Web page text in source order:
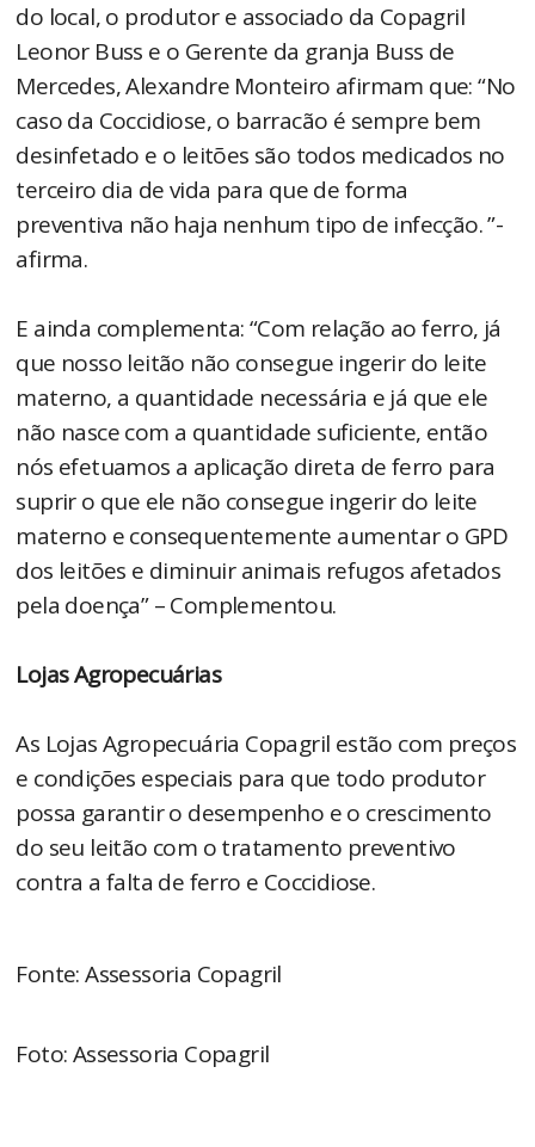
do local, o produtor e associado da Copagril
Leonor Buss e o Gerente da granja Buss de
Mercedes, Alexandre Monteiro afirmam que: “No
caso da Coccidiose, o barracão é sempre bem
desinfetado e o leitões são todos medicados no
terceiro dia de vida para que de forma
preventiva não haja nenhum tipo de infecção. ”-
afirma.
E ainda complementa: “Com relação ao ferro, já
que nosso leitão não consegue ingerir do leite
materno, a quantidade necessária e já que ele
não nasce com a quantidade suficiente, então
nós efetuamos a aplicação direta de ferro para
suprir o que ele não consegue ingerir do leite
materno e consequentemente aumentar o GPD
dos leitões e diminuir animais refugos afetados
pela doença” – Complementou.
Lojas Agropecuárias
As Lojas Agropecuária Copagril estão com preços
e condições especiais para que todo produtor
possa garantir o desempenho e o crescimento
do seu leitão com o tratamento preventivo
contra a falta de ferro e Coccidiose.
Fonte: Assessoria Copagril
Foto: Assessoria Copagril